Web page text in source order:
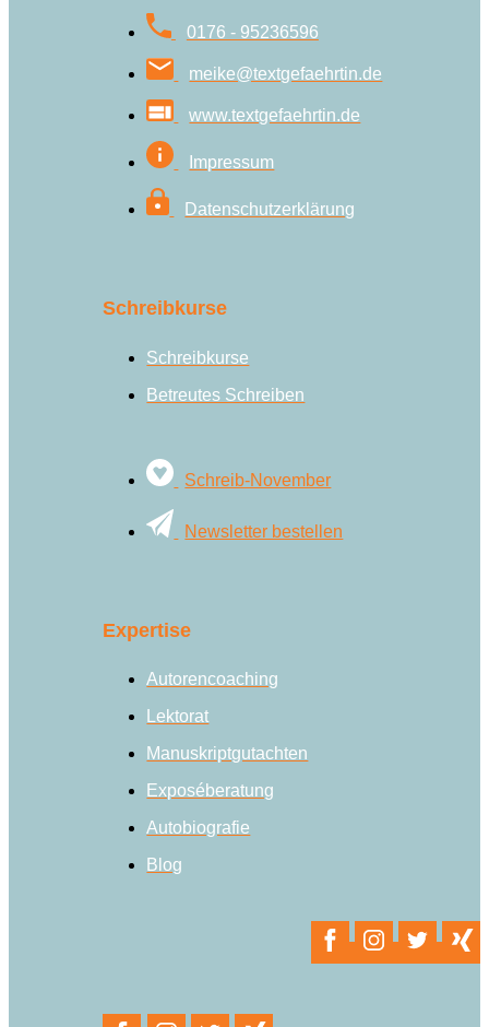
0176 - 95236596
meike@textgefaehrtin.de
www.textgefaehrtin.de
Impressum
Datenschutzerklärung
Schreibkurse
Schreibkurse
Betreutes Schreiben
Schreib-November
Newsletter bestellen
Expertise
Autorencoaching
Lektorat
Manuskriptgutachten
Exposéberatung
Autobiografie
Blog